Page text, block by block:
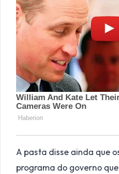
A pasta disse ainda que
programa do governo